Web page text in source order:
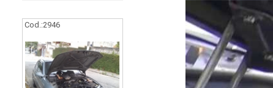
Cod.:2946